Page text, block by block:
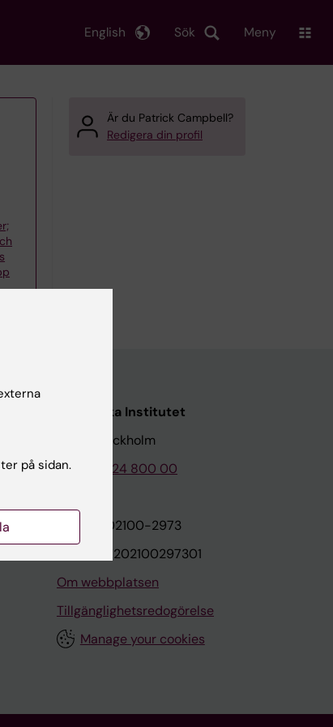
Sök
English Meny
Är du Patrick Campbell?
Redigera din profil
Karolinska Institutet
171 77 Stockholm
Tel: 08-524 800 00
Org.nr: 202100-2973
VAT.nr: SE202100297301
Om webbplatsen
Tillgänglighetsredogörelse
Manage your cookies
på sidan.